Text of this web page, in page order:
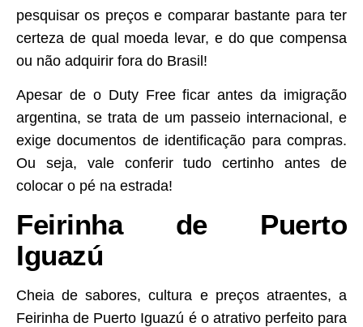
pesquisar os preços e comparar bastante para ter
certeza de qual moeda levar, e do que compensa
ou não adquirir fora do Brasil!
Apesar de o Duty Free ficar antes da imigração
argentina, se trata de um passeio internacional, e
exige documentos de identificação para compras.
Ou seja, vale conferir tudo certinho antes de
colocar o pé na estrada!
Feirinha de Puerto
Iguazú
Cheia de sabores, cultura e preços atraentes, a
Feirinha de Puerto Iguazú é o atrativo perfeito para